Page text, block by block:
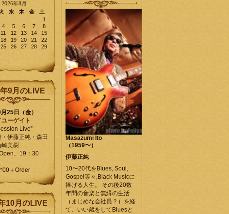
2026年8月
水 木 金
土
1
4 5 6 7
8
11 12 13 14
15
18 19 20 21
22
25 26 27 28
29
9月のLIVE
25日（金）
ーゲイト
Live”
伊藤正純・森田
崎美樹
、19：30
＋Order
10月のLIVE
Masazumi Ito
（1959〜）
伊藤正純
10〜20代をBlues, Soul,
Gospel等々,Black Musicに
捧げる人生。 その後20数
年間の音楽と無縁の生活
（まじめな会社員？）を経
て、いい歳をしてBluesと